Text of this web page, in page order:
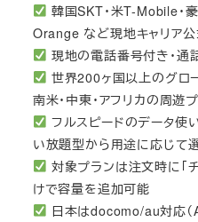
韓国SKT・米T-Mobile・
Orange など現地キャリア
現地の電話番号付き・通
世界200ヶ国以上のグロ
南米・中東・アフリカの周遊
フルスピードのデータ使
い放題型から用途に応じて
対象プランは注文時に「
けで容量を追加可能
日本はdocomo/au対応（